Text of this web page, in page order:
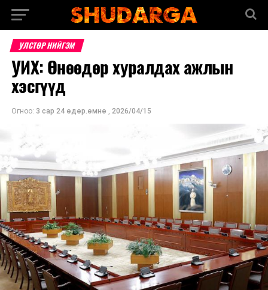
УЛСТӨР НИЙГЭМ
УИХ: Өнөөдөр хуралдах ажлын
хэсгүүд
Огноо: 3 сар 24 өдөр.өмнө , 2026/04/15